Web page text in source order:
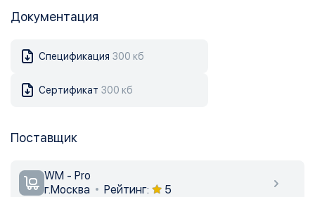
Документация
Спецификация 300 кб
Сертификат 300 кб
Поставщик
WM - Pro
г.Москва
Рейтинг: 5